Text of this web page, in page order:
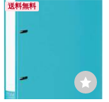
送料無料